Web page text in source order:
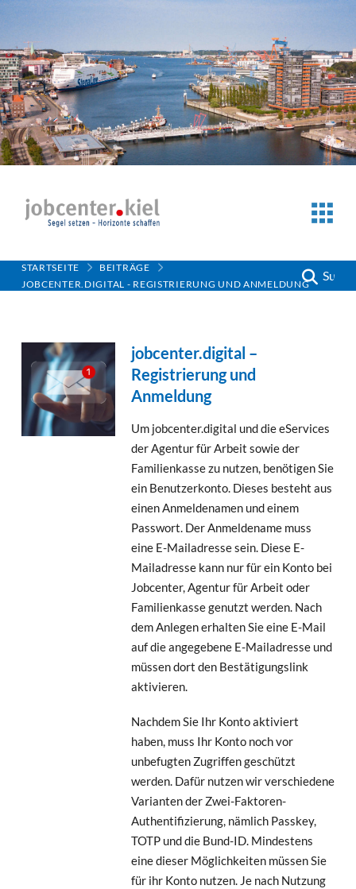
STARTSEITE
BEITRÄGE
JOBCENTER.DIGITAL - REGISTRIERUNG UND ANMELDUNG
Suche
jobcenter.digital –
Registrierung und
Anmeldung
Um jobcenter.digital und die eServices
der Agentur für Arbeit sowie der
Familienkasse zu nutzen, benötigen Sie
ein Benutzerkonto. Dieses besteht aus
einen Anmeldenamen und einem
Passwort. Der Anmeldename muss
eine E-Mailadresse sein. Diese E-
Mailadresse kann nur für ein Konto bei
Jobcenter, Agentur für Arbeit oder
Familienkasse genutzt werden. Nach
dem Anlegen erhalten Sie eine E-Mail
auf die angegebene E-Mailadresse und
müssen dort den Bestätigungslink
aktivieren.
Nachdem Sie Ihr Konto aktiviert
haben, muss Ihr Konto noch vor
unbefugten Zugriffen geschützt
werden. Dafür nutzen wir verschiedene
Varianten der Zwei-Faktoren-
Authentifizierung, nämlich Passkey,
TOTP und die Bund-ID. Mindestens
eine dieser Möglichkeiten müssen Sie
für ihr Konto nutzen. Je nach Nutzung